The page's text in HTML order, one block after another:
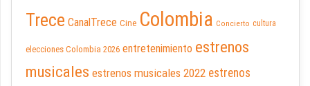
Trece CanalTrece Cine Colombia Concierto cultura
elecciones Colombia 2026 entretenimiento estrenos
musicales estrenos musicales 2022 estrenos